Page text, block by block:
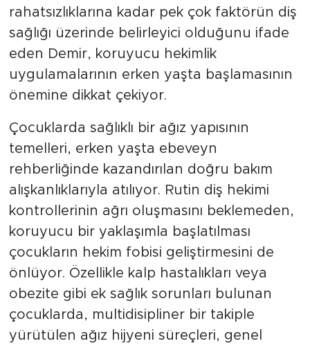
rahatsızlıklarına kadar pek çok faktörün diş
sağlığı üzerinde belirleyici olduğunu ifade
eden Demir, koruyucu hekimlik
uygulamalarının erken yaşta başlamasının
önemine dikkat çekiyor.
Çocuklarda sağlıklı bir ağız yapısının
temelleri, erken yaşta ebeveyn
rehberliğinde kazandırılan doğru bakım
alışkanlıklarıyla atılıyor. Rutin diş hekimi
kontrollerinin ağrı oluşmasını beklemeden,
koruyucu bir yaklaşımla başlatılması
çocukların hekim fobisi geliştirmesini de
önlüyor. Özellikle kalp hastalıkları veya
obezite gibi ek sağlık sorunları bulunan
çocuklarda, multidisipliner bir takiple
yürütülen ağız hijyeni süreçleri, genel